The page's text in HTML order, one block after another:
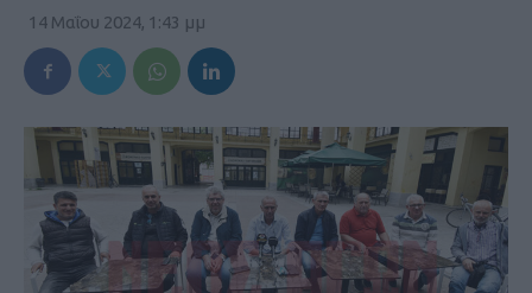
14 Μαΐου 2024, 1:43 μμ